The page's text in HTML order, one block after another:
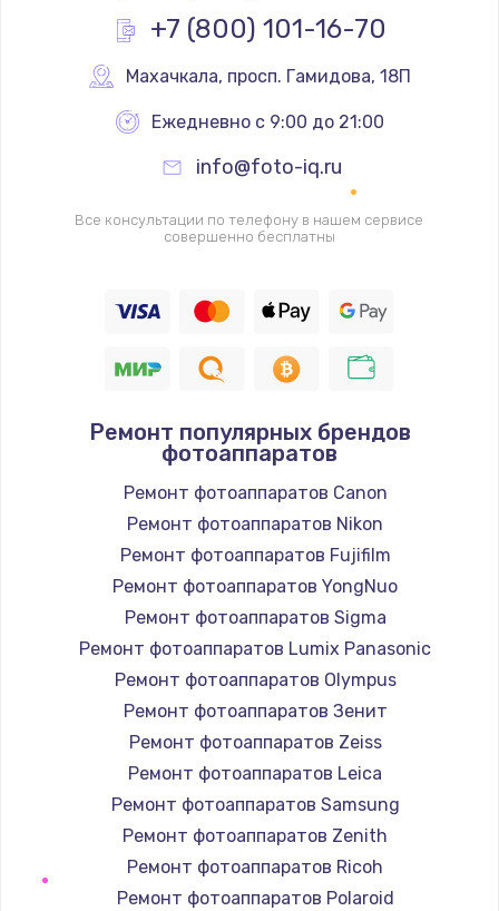
Замена реле
Замена термопредохранителя
700 руб.
Заказать
2500 руб.
1400 руб.
Заказать
Замена / ремонт электронного модуля
управления
Заказать
Замена конфорки
Заказать
Замена платы сенсора
Заказать
+7 (800) 101-16-70
Махачкала, просп. Гамидова, 18П
Ежедневно с 9:00 до 21:00
info@foto-iq.ru
Все консультации по телефону в нашем сервисе
совершенно бесплатны
Ремонт популярных брендов
фотоаппаратов
Ремонт фотоаппаратов Canon
Ремонт фотоаппаратов Nikon
Ремонт фотоаппаратов Fujifilm
Ремонт фотоаппаратов YongNuo
Ремонт фотоаппаратов Sigma
Ремонт фотоаппаратов Lumix Panasonic
Ремонт фотоаппаратов Olympus
Ремонт фотоаппаратов Зенит
Ремонт фотоаппаратов Zeiss
Ремонт фотоаппаратов Leica
Ремонт фотоаппаратов Samsung
Ремонт фотоаппаратов Zenith
Ремонт фотоаппаратов Ricoh
Ремонт фотоаппаратов Polaroid